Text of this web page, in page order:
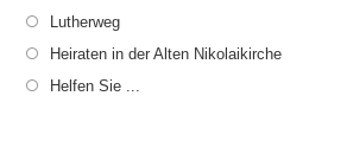
Lutherweg
Heiraten in der Alten Nikolaikirche
Helfen Sie ...